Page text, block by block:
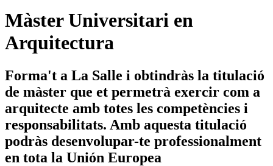
Màster Universitari en
Arquitectura
Forma't a La Salle i obtindràs la titulació
de màster que et permetrà exercir com a
arquitecte amb totes les competències i
responsabilitats. Amb aquesta titulació
podràs desenvolupar-te professionalment
en tota la Unión Europea